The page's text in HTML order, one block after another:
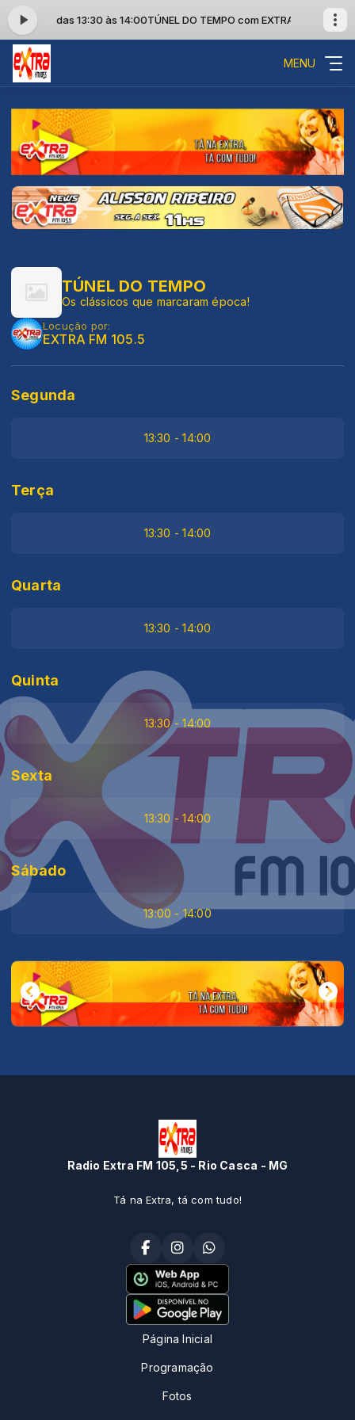
FM 105.5 das 13:30 às 14:00TÚNEL DO TEMPO com EXTRA FM 105.5
MENU
TÚNEL DO TEMPO
Os clássicos que marcaram época!
Locução por:
EXTRA FM 105.5
Segunda
13:30 - 14:00
Terça
13:30 - 14:00
Quarta
13:30 - 14:00
Quinta
13:30 - 14:00
Sexta
13:30 - 14:00
Sábado
13:00 - 14:00
Radio Extra FM 105,5 - Rio Casca - MG
Tá na Extra, tá com tudo!
Página Inicial
Programação
Fotos